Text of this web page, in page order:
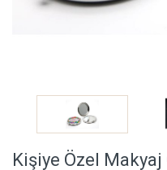
Kişiye Özel Makyaj